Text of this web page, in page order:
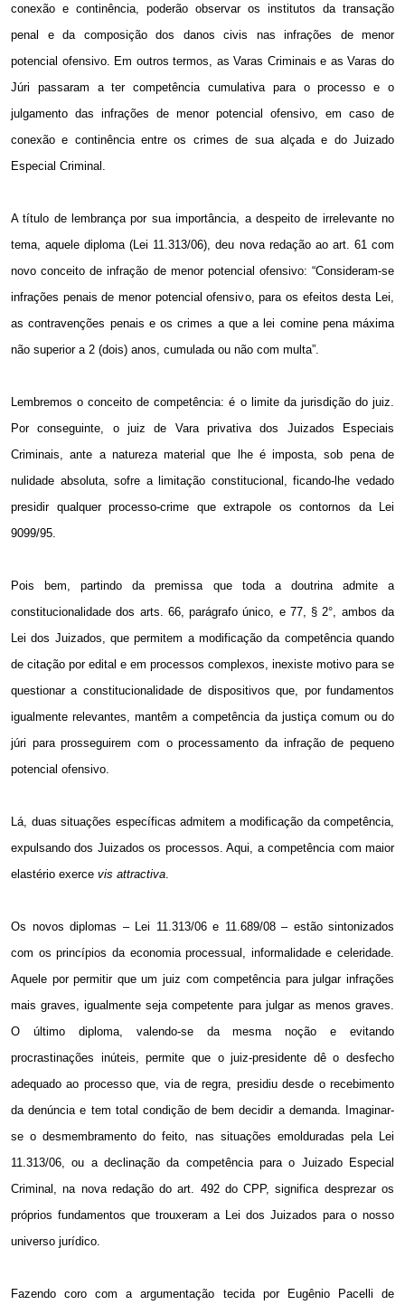
conexão e continência, poderão observar os institutos da transação
penal e da composição dos danos civis nas infrações de menor
potencial ofensivo. Em outros termos, as Varas Criminais e as Varas do
Júri passaram a ter competência cumulativa para o processo e o
julgamento das infrações de menor potencial ofensivo, em caso de
conexão e continência entre os crimes de sua alçada e do Juizado
Especial Criminal.
A título de lembrança por sua importância, a despeito de irrelevante no
tema, aquele diploma (Lei 11.313/06), deu nova redação ao art. 61 com
novo conceito de infração de menor potencial ofensivo: “Consideram-se
infrações penais de menor potencial ofensivo, para os efeitos desta Lei,
as contravenções penais e os crimes a que a lei comine pena máxima
não superior a 2 (dois) anos, cumulada ou não com multa”.
Lembremos o conceito de competência: é o limite da jurisdição do juiz.
Por conseguinte, o juiz de Vara privativa dos Juizados Especiais
Criminais, ante a natureza material que lhe é imposta, sob pena de
nulidade absoluta, sofre a limitação constitucional, ficando-lhe vedado
presidir qualquer processo-crime que extrapole os contornos da Lei
9099/95.
Pois bem, partindo da premissa que toda a doutrina admite a
constitucionalidade dos arts. 66, parágrafo único, e 77, § 2°, ambos da
Lei dos Juizados, que permitem a modificação da competência quando
de citação por edital e em processos complexos, inexiste motivo para se
questionar a constitucionalidade de dispositivos que, por fundamentos
igualmente relevantes, mantêm a competência da justiça comum ou do
júri para prosseguirem com o processamento da infração de pequeno
potencial ofensivo.
Lá, duas situações específicas admitem a modificação da competência,
expulsando dos Juizados os processos. Aqui, a competência com maior
elastério exerce vis attractiva.
Os novos diplomas – Lei 11.313/06 e 11.689/08 – estão sintonizados
com os princípios da economia processual, informalidade e celeridade.
Aquele por permitir que um juiz com competência para julgar infrações
mais graves, igualmente seja competente para julgar as menos graves.
O último diploma, valendo-se da mesma noção e evitando
procrastinações inúteis, permite que o juiz-presidente dê o desfecho
adequado ao processo que, via de regra, presidiu desde o recebimento
da denúncia e tem total condição de bem decidir a demanda. Imaginar-
se o desmembramento do feito, nas situações emolduradas pela Lei
11.313/06, ou a declinação da competência para o Juizado Especial
Criminal, na nova redação do art. 492 do CPP, significa desprezar os
próprios fundamentos que trouxeram a Lei dos Juizados para o nosso
universo jurídico.
Fazendo coro com a argumentação tecida por Eugênio Pacelli de